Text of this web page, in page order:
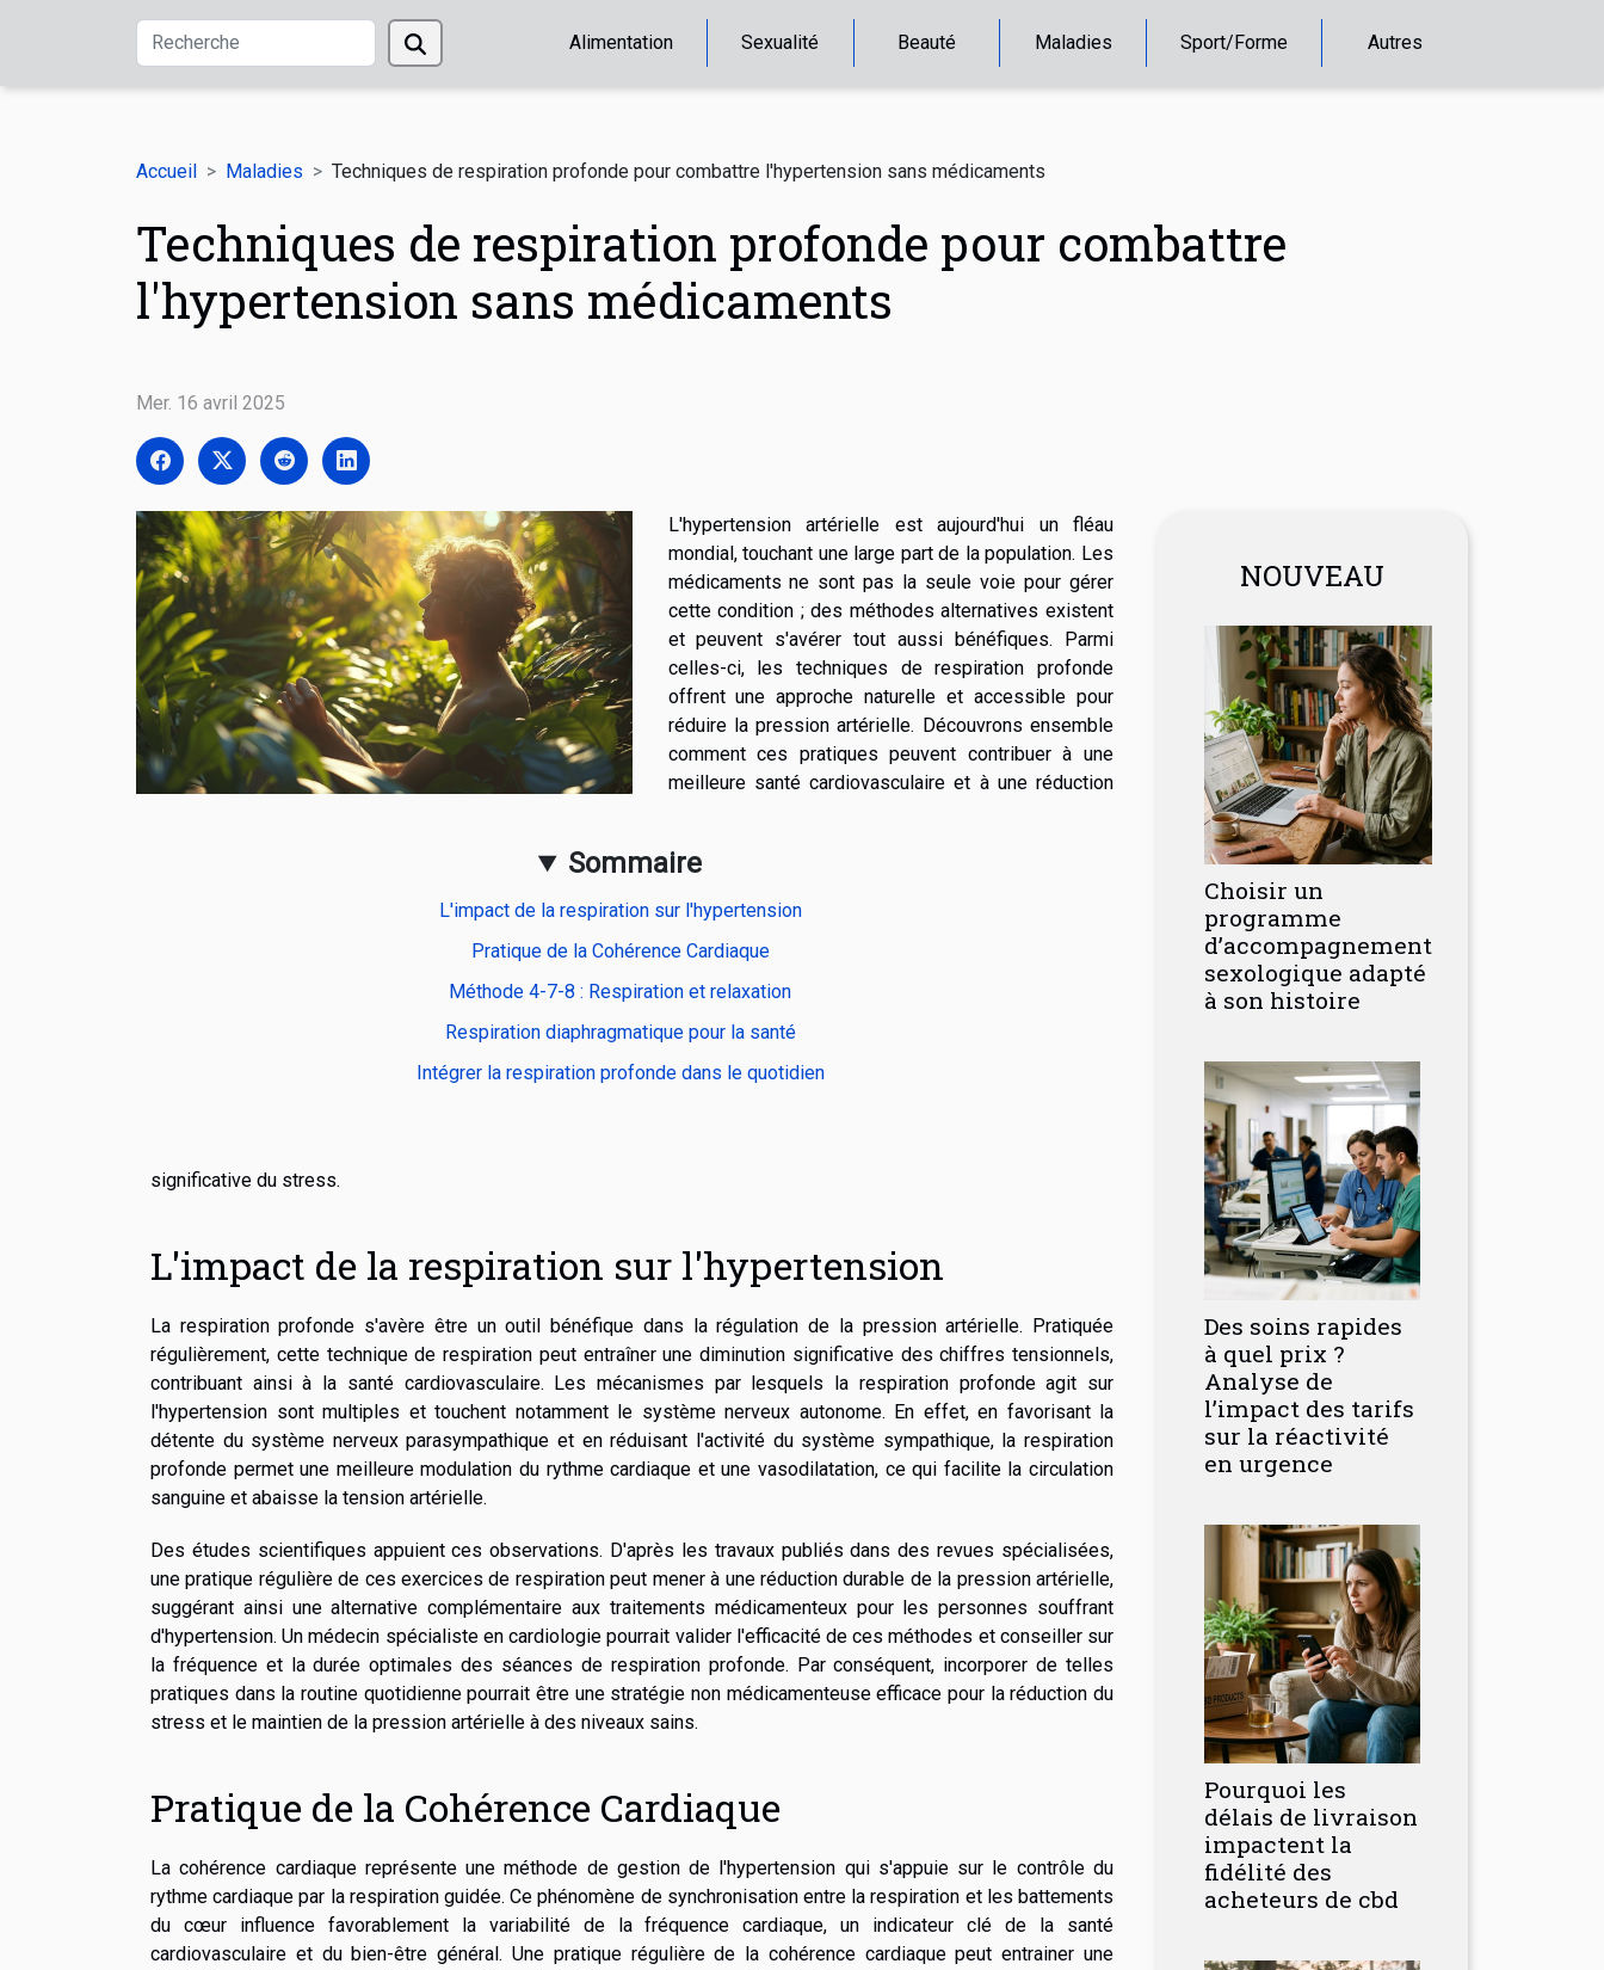
Alimentation Sexualité Beauté Maladies Sport/Forme Autres
Accueil Maladies Techniques de respiration profonde pour combattre l'hypertension sans médicaments
Techniques de respiration profonde pour combattre
l'hypertension sans médicaments
Mer. 16 avril 2025
Sommaire
L'impact de la respiration sur l'hypertension
Pratique de la Cohérence Cardiaque
Méthode 4-7-8 : Respiration et relaxation
Respiration diaphragmatique pour la santé
Intégrer la respiration profonde dans le quotidien
L'hypertension artérielle est aujourd'hui un fléau
mondial, touchant une large part de la population. Les
médicaments ne sont pas la seule voie pour gérer
cette condition ; des méthodes alternatives existent
et peuvent s'avérer tout aussi bénéfiques. Parmi
celles-ci, les techniques de respiration profonde
offrent une approche naturelle et accessible pour
réduire la pression artérielle. Découvrons ensemble
comment ces pratiques peuvent contribuer à une
meilleure santé cardiovasculaire et à une réduction
significative du stress.
L'impact de la respiration sur l'hypertension
La respiration profonde s'avère être un outil bénéfique dans la régulation de la pression artérielle. Pratiquée
régulièrement, cette technique de respiration peut entraîner une diminution significative des chiffres tensionnels,
contribuant ainsi à la santé cardiovasculaire. Les mécanismes par lesquels la respiration profonde agit sur
l'hypertension sont multiples et touchent notamment le système nerveux autonome. En effet, en favorisant la
détente du système nerveux parasympathique et en réduisant l'activité du système sympathique, la respiration
profonde permet une meilleure modulation du rythme cardiaque et une vasodilatation, ce qui facilite la circulation
sanguine et abaisse la tension artérielle.
Des études scientifiques appuient ces observations. D'après les travaux publiés dans des revues spécialisées,
une pratique régulière de ces exercices de respiration peut mener à une réduction durable de la pression artérielle,
suggérant ainsi une alternative complémentaire aux traitements médicamenteux pour les personnes souffrant
d'hypertension. Un médecin spécialiste en cardiologie pourrait valider l'efficacité de ces méthodes et conseiller sur
la fréquence et la durée optimales des séances de respiration profonde. Par conséquent, incorporer de telles
pratiques dans la routine quotidienne pourrait être une stratégie non médicamenteuse efficace pour la réduction du
stress et le maintien de la pression artérielle à des niveaux sains.
Pratique de la Cohérence Cardiaque
La cohérence cardiaque représente une méthode de gestion de l'hypertension qui s'appuie sur le contrôle du
rythme cardiaque par la respiration guidée. Ce phénomène de synchronisation entre la respiration et les battements
du cœur influence favorablement la variabilité de la fréquence cardiaque, un indicateur clé de la santé
cardiovasculaire et du bien-être général. Une pratique régulière de la cohérence cardiaque peut entrainer une
NOUVEAU
Choisir un
programme
d’accompagnement
sexologique adapté
à son histoire
Des soins rapides
à quel prix ?
Analyse de
l’impact des tarifs
sur la réactivité
en urgence
Pourquoi les
délais de livraison
impactent la
fidélité des
acheteurs de cbd